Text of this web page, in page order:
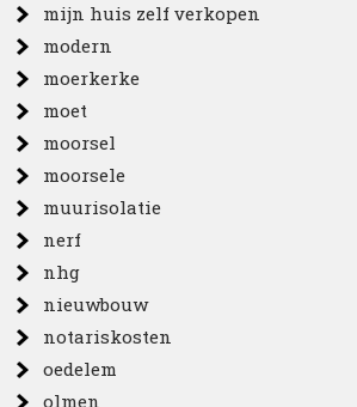
mijn huis zelf verkopen
modern
moerkerke
moet
moorsel
moorsele
muurisolatie
nerf
nhg
nieuwbouw
notariskosten
oedelem
olmen